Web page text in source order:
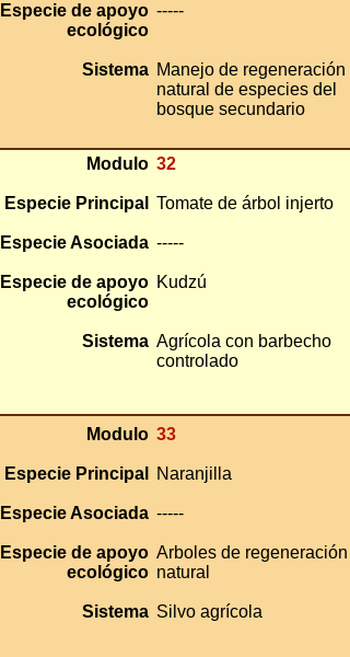
Especie de apoyo
ecológico
Sistema
-----
Manejo de regeneración
natural de especies del
bosque secundario
Modulo
Especie Principal
Especie Asociada
Especie de apoyo
ecológico
Sistema
32
Tomate de árbol injerto
-----
Kudzú
Agrícola con barbecho
controlado
Modulo
Especie Principal
Especie Asociada
Especie de apoyo
ecológico
Sistema
33
Naranjilla
-----
Arboles de regeneración
natural
Silvo agrícola